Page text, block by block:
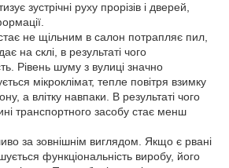
зустрічні руху прорізів і дверей,
не щільним в салон потрапляє пил,
на склі, в результаті чого
Рівень шуму з вулиці значно
мікроклімат, тепле повітря взимку
а влітку навпаки. В результаті чого
транспортного засобу стає менш
за зовнішнім виглядом. Якщо є рвані
функціональність виробу, його